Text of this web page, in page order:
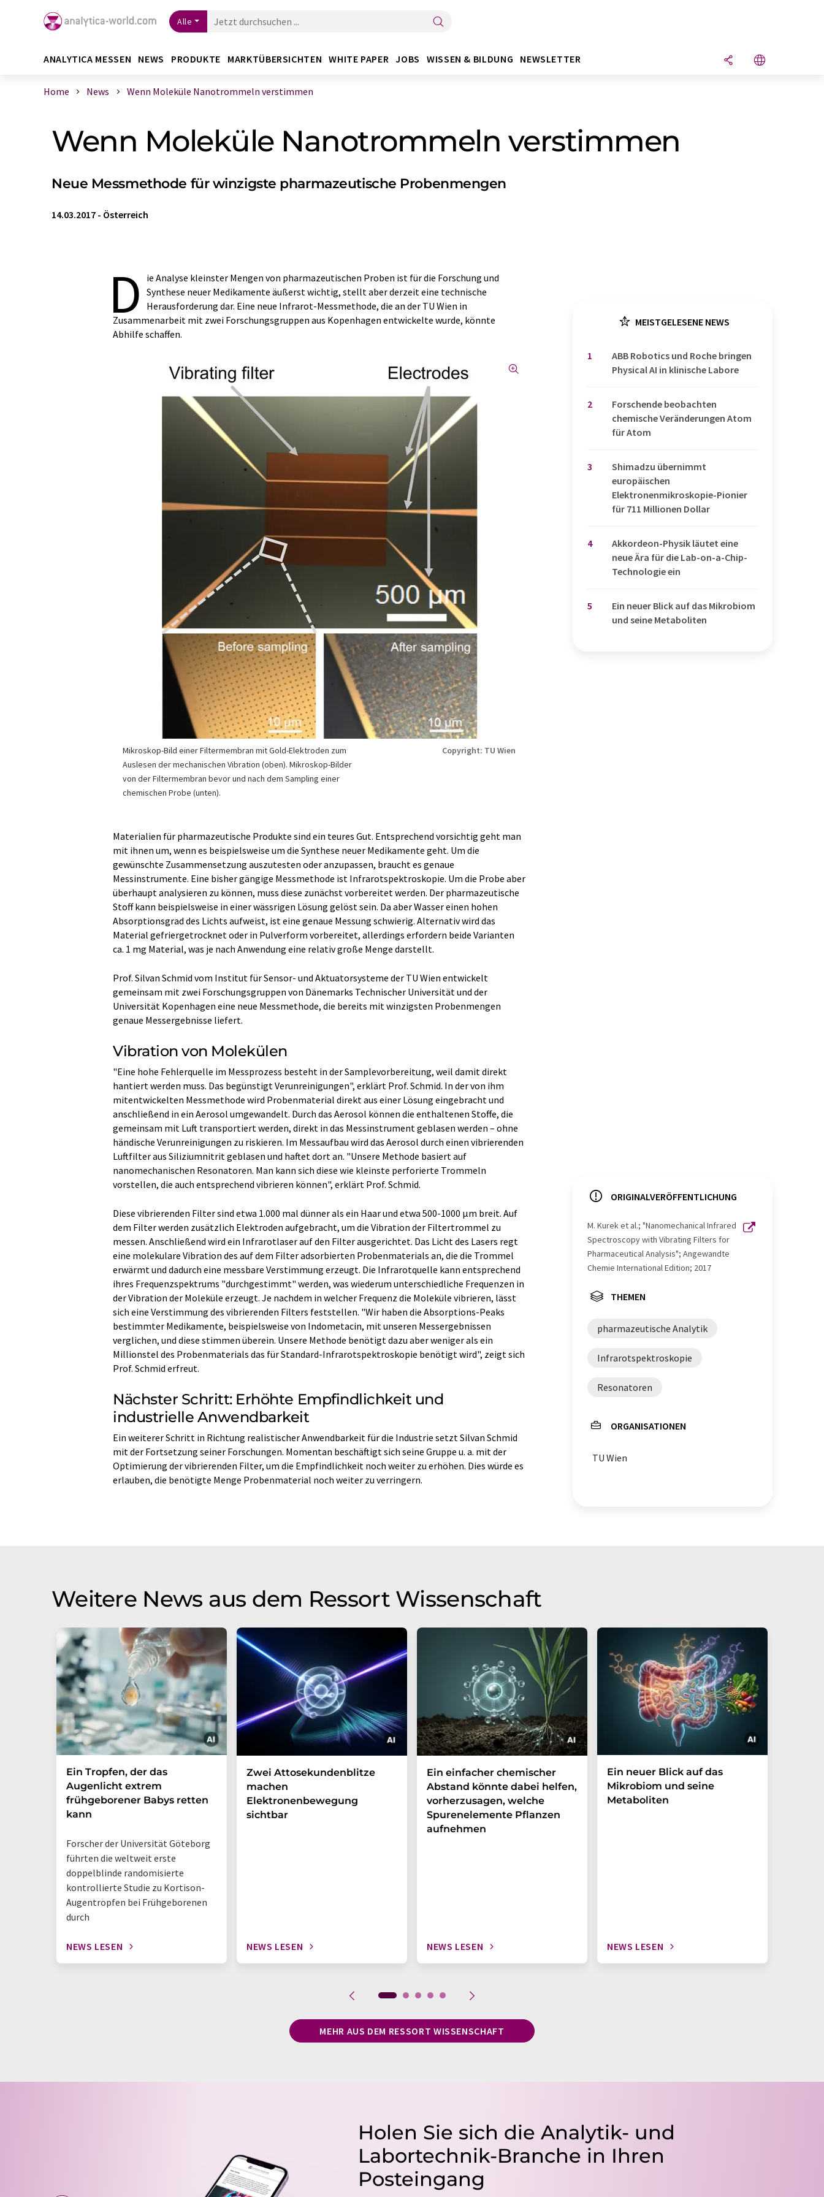
Alle
ANALYTICA MESSEN NEWS PRODUKTE MARKTÜBERSICHTEN WHITE PAPER JOBS WISSEN & BILDUNG NEWSLETTER
Home News Wenn Moleküle Nanotrommeln verstimmen
Wenn Moleküle Nanotrommeln verstimmen
Neue Messmethode für winzigste pharmazeutische Probenmengen
14.03.2017 - Österreich
D
ie Analyse kleinster Mengen von pharmazeutischen Proben ist für die Forschung und
Synthese neuer Medikamente äußerst wichtig, stellt aber derzeit eine technische
Herausforderung dar. Eine neue Infrarot-Messmethode, die an der TU Wien in
Zusammenarbeit mit zwei Forschungsgruppen aus Kopenhagen entwickelte wurde, könnte
Abhilfe schaffen.
Mikroskop-Bild einer Filtermembran mit Gold-Elektroden zum
Auslesen der mechanischen Vibration (oben). Mikroskop-Bilder
von der Filtermembran bevor und nach dem Sampling einer
chemischen Probe (unten).
Copyright: TU Wien
Materialien für pharmazeutische Produkte sind ein teures Gut. Entsprechend vorsichtig geht man
mit ihnen um, wenn es beispielsweise um die Synthese neuer Medikamente geht. Um die
gewünschte Zusammensetzung auszutesten oder anzupassen, braucht es genaue
Messinstrumente. Eine bisher gängige Messmethode ist Infrarotspektroskopie. Um die Probe aber
überhaupt analysieren zu können, muss diese zunächst vorbereitet werden. Der pharmazeutische
Stoff kann beispielsweise in einer wässrigen Lösung gelöst sein. Da aber Wasser einen hohen
Absorptionsgrad des Lichts aufweist, ist eine genaue Messung schwierig. Alternativ wird das
Material gefriergetrocknet oder in Pulverform vorbereitet, allerdings erfordern beide Varianten
ca. 1 mg Material, was je nach Anwendung eine relativ große Menge darstellt.
Prof. Silvan Schmid vom Institut für Sensor- und Aktuatorsysteme der TU Wien entwickelt
gemeinsam mit zwei Forschungsgruppen von Dänemarks Technischer Universität und der
Universität Kopenhagen eine neue Messmethode, die bereits mit winzigsten Probenmengen
genaue Messergebnisse liefert.
Vibration von Molekülen
"Eine hohe Fehlerquelle im Messprozess besteht in der Samplevorbereitung, weil damit direkt
hantiert werden muss. Das begünstigt Verunreinigungen", erklärt Prof. Schmid. In der von ihm
mitentwickelten Messmethode wird Probenmaterial direkt aus einer Lösung eingebracht und
anschließend in ein Aerosol umgewandelt. Durch das Aerosol können die enthaltenen Stoffe, die
gemeinsam mit Luft transportiert werden, direkt in das Messinstrument geblasen werden – ohne
händische Verunreinigungen zu riskieren. Im Messaufbau wird das Aerosol durch einen vibrierenden
Luftfilter aus Siliziumnitrit geblasen und haftet dort an. "Unsere Methode basiert auf
nanomechanischen Resonatoren. Man kann sich diese wie kleinste perforierte Trommeln
vorstellen, die auch entsprechend vibrieren können", erklärt Prof. Schmid.
Diese vibrierenden Filter sind etwa 1.000 mal dünner als ein Haar und etwa 500-1000 µm breit. Auf
dem Filter werden zusätzlich Elektroden aufgebracht, um die Vibration der Filtertrommel zu
messen. Anschließend wird ein Infrarotlaser auf den Filter ausgerichtet. Das Licht des Lasers regt
eine molekulare Vibration des auf dem Filter adsorbierten Probenmaterials an, die die Trommel
erwärmt und dadurch eine messbare Verstimmung erzeugt. Die Infrarotquelle kann entsprechend
ihres Frequenzspektrums "durchgestimmt" werden, was wiederum unterschiedliche Frequenzen in
der Vibration der Moleküle erzeugt. Je nachdem in welcher Frequenz die Moleküle vibrieren, lässt
sich eine Verstimmung des vibrierenden Filters feststellen. "Wir haben die Absorptions-Peaks
bestimmter Medikamente, beispielsweise von Indometacin, mit unseren Messergebnissen
verglichen, und diese stimmen überein. Unsere Methode benötigt dazu aber weniger als ein
Millionstel des Probenmaterials das für Standard-Infrarotspektroskopie benötigt wird", zeigt sich
Prof. Schmid erfreut.
Nächster Schritt: Erhöhte Empfindlichkeit und
industrielle Anwendbarkeit
Ein weiterer Schritt in Richtung realistischer Anwendbarkeit für die Industrie setzt Silvan Schmid
mit der Fortsetzung seiner Forschungen. Momentan beschäftigt sich seine Gruppe u. a. mit der
Optimierung der vibrierenden Filter, um die Empfindlichkeit noch weiter zu erhöhen. Dies würde es
erlauben, die benötigte Menge Probenmaterial noch weiter zu verringern.
MEISTGELESENE NEWS
1
​​​​​​​ABB Robotics und Roche bringen
Physical AI in klinische Labore
2
Forschende beobachten
chemische Veränderungen Atom
für Atom
3
Shimadzu übernimmt
europäischen
Elektronenmikroskopie-Pionier
für 711 Millionen Dollar
4
Akkordeon-Physik läutet eine
neue Ära für die Lab-on-a-Chip-
Technologie ein
5
Ein neuer Blick auf das Mikrobiom
und seine Metaboliten
ORIGINALVERÖFFENTLICHUNG
M. Kurek et al.; "Nanomechanical Infrared
Spectroscopy with Vibrating Filters for
Pharmaceutical Analysis"; Angewandte
Chemie International Edition; 2017
THEMEN
pharmazeutische Analytik
Infrarotspektroskopie
Resonatoren
ORGANISATIONEN
TU Wien
Weitere News aus dem Ressort Wissenschaft
Ein Tropfen, der das
Augenlicht extrem
frühgeborener Babys retten
kann
Forscher der Universität Göteborg
führten die weltweit erste
doppelblinde randomisierte
kontrollierte Studie zu Kortison-
Augentropfen bei Frühgeborenen
durch
NEWS LESEN
Zwei Attosekundenblitze
machen
Elektronenbewegung
sichtbar
NEWS LESEN
Ein einfacher chemischer
Abstand könnte dabei helfen,
vorherzusagen, welche
Spurenelemente Pflanzen
aufnehmen
NEWS LESEN
Ein neuer Blick auf das
Mikrobiom und seine
Metaboliten
NEWS LESEN
MEHR AUS DEM RESSORT WISSENSCHAFT
Holen Sie sich die Analytik- und
Labortechnik-Branche in Ihren
Posteingang